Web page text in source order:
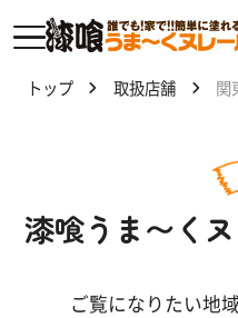
レー
ルと
トップ 取扱店舗 関
漆喰うま〜く
ご覧になりたい地